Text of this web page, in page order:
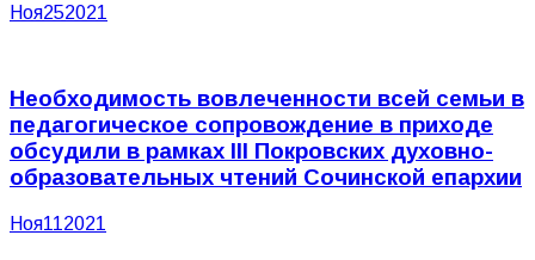
Ноя252021
Необходимость вовлеченности всей семьи в
педагогическое сопровождение в приходе
обсудили в рамках III Покровских духовно-
образовательных чтений Сочинской епархии
Ноя112021